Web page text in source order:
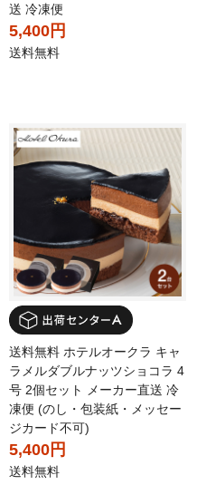
送 冷凍便
5,400円
送料無料
送料無料 ホテルオークラ キャ
ラメルダブルナッツショコラ 4
号 2個セット メーカー直送 冷
凍便 (のし・包装紙・メッセー
ジカード不可)
5,400円
送料無料